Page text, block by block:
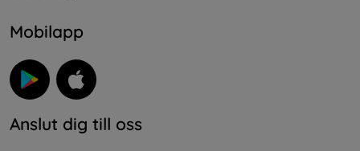
Mobilapp
Anslut dig till oss